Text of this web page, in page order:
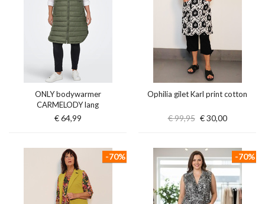
ONLY bodywarmer
CARMELODY lang
€ 64,99
Ophilia gilet Karl print cotton
€ 99,95 € 30,00
-70% -70%